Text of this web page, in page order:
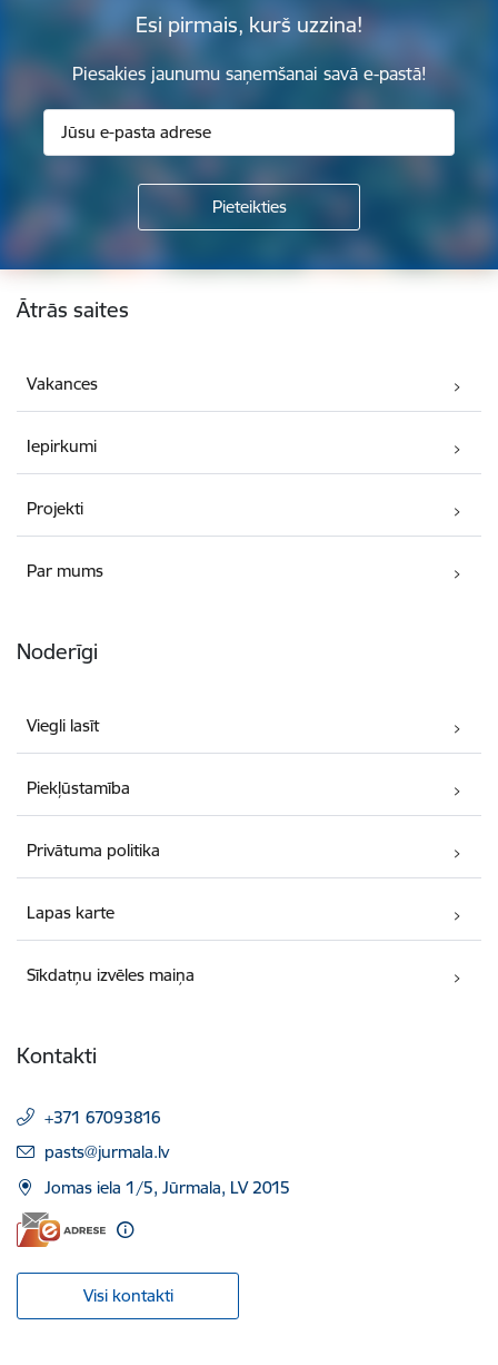
Esi pirmais, kurš uzzina!
Piesakies jaunumu saņemšanai savā e-pastā!
Kājene
Ātrās saites
Vakances
Iepirkumi
Projekti
Par mums
Noderīgi
Viegli lasīt
Piekļūstamība
Privātuma politika
Lapas karte
Sīkdatņu izvēles maiņa
Kontakti
+371 67093816
E-pasts:
pasts@jurmala.lv
Jomas iela 1/5, Jūrmala, LV 2015
Visi kontakti